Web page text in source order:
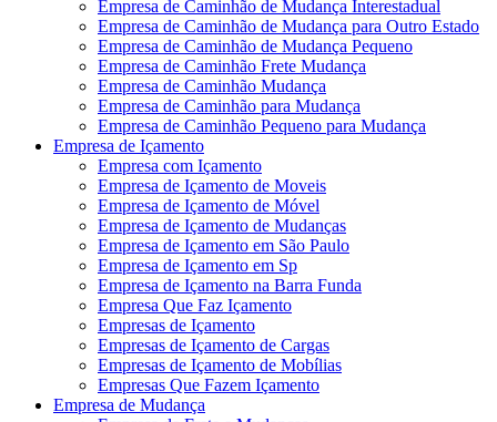
Empresa de Caminhão de Mudança Interestadual
Empresa de Caminhão de Mudança para Outro Estado
Empresa de Caminhão de Mudança Pequeno
Empresa de Caminhão Frete Mudança
Empresa de Caminhão Mudança
Empresa de Caminhão para Mudança
Empresa de Caminhão Pequeno para Mudança
Empresa de Içamento
Empresa com Içamento
Empresa de Içamento de Moveis
Empresa de Içamento de Móvel
Empresa de Içamento de Mudanças
Empresa de Içamento em São Paulo
Empresa de Içamento em Sp
Empresa de Içamento na Barra Funda
Empresa Que Faz Içamento
Empresas de Içamento
Empresas de Içamento de Cargas
Empresas de Içamento de Mobílias
Empresas Que Fazem Içamento
Empresa de Mudança